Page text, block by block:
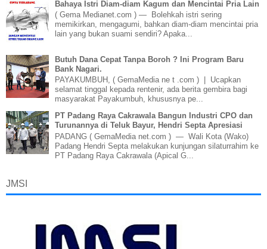
Bahaya Istri Diam-diam Kagum dan Mencintai Pria Lain
( Gema Medianet.com ) — Bolehkah istri sering
memikirkan, mengagumi, bahkan diam-diam mencintai pria
lain yang bukan suami sendiri? Apaka...
Butuh Dana Cepat Tanpa Boroh ? Ini Program Baru
Bank Nagari.
PAYAKUMBUH, ( GemaMedia ne t .com ) | Ucapkan
selamat tinggal kepada rentenir, ada berita gembira bagi
masyarakat Payakumbuh, khususnya pe...
PT Padang Raya Cakrawala Bangun Industri CPO dan
Turunannya di Teluk Bayur, Hendri Septa Apresiasi
PADANG ( GemaMedia net.com ) — Wali Kota (Wako)
Padang Hendri Septa melakukan kunjungan silaturrahim ke
PT Padang Raya Cakrawala (Apical G...
JMSI